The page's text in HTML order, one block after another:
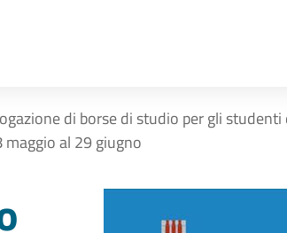
di borse di studio per gli
al 29 giugno